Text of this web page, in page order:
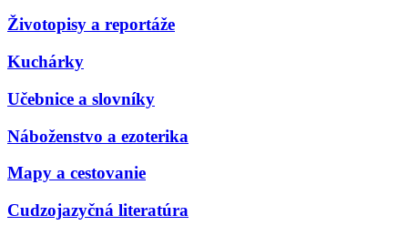
Životopisy a reportáže
Kuchárky
Učebnice a slovníky
Náboženstvo a ezoterika
Mapy a cestovanie
Cudzojazyčná literatúra